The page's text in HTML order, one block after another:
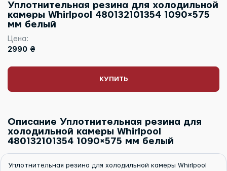
Уплотнительная резина для холодильной
камеры Whirlpool 480132101354 1090×575
мм белый
Цена:
2990 ₴
КУПИТЬ
Описание Уплотнительная резина для
холодильной камеры Whirlpool
480132101354 1090×575 мм белый
Уплотнительная резина для холодильной камеры Whirlpool